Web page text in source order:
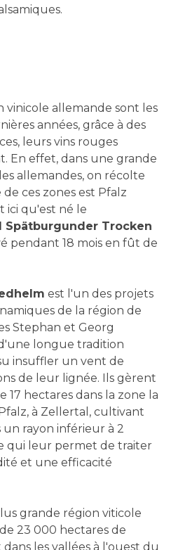
vinicole allemande sont les
années, grâce à des
leurs vins rouges
En effet, dans une grande
allemandes, on récolte
de ces zones est Pfalz
ici qu'est né le
Trocken
pendant 18 mois en fût de
est l'un des projets
de la région de
Stephan et Georg
longue tradition
insuffler un vent de
de leur lignée. Ils gèrent
17 hectares dans la zone la
à Zellertal, cultivant
rayon inférieur à 2
qui leur permet de traiter
et une efficacité
grande région viticole
23 000 hectares de
les vallées à l'ouest du